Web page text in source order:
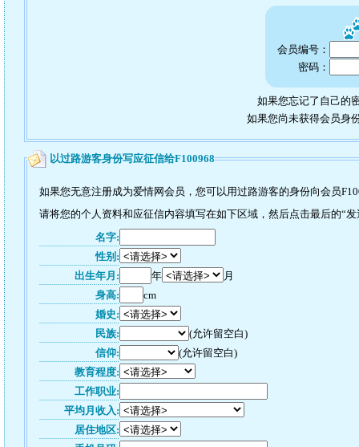
会员编号：
密码：
如果您忘记了自己的
如果您尚未获得会员身
以过路游客身份写应征信给F100968
如果您无意注册成为爱情网会员，您可以用过路游客的身份向会员
请将您的个人资料和应征信内容填写在如下区域，然后点击最后的“
名字:
性别:
出生年月:
年
月
身高:
cm
婚史:
民族:
(允许留空白)
信仰:
(允许留空白)
教育程度:
工作职业:
平均月收入:
居住地区: